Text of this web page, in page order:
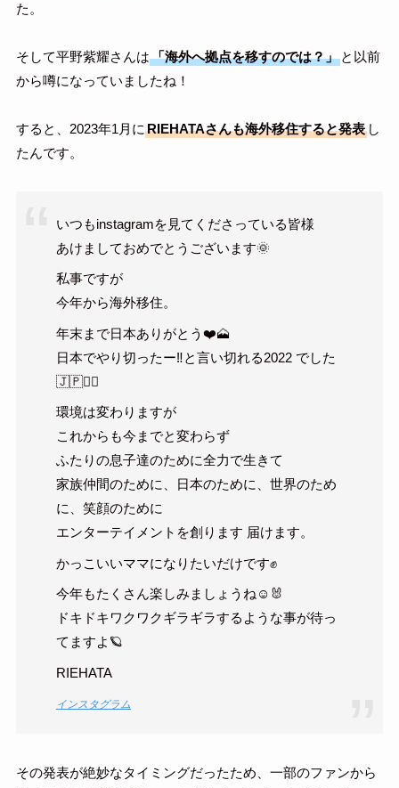
た。
そして平野紫耀さんは「海外へ拠点を移すのでは？」と以前
から噂になっていましたね！
すると、2023年1月に RIEHATAさんも海外移住すると発表し
たんです。
いつもinstagramを見てくださっている皆様
あけましておめでとうございます🌞
私事ですが
今年から海外移住。
年末まで日本ありがとう❤️🗻
日本でやり切ったー‼︎と言い切れる2022 でした
🇯🇵❤️‍🔥
環境は変わりますが
これからも今までと変わらず
ふたりの息子達のために全力で生きて
家族仲間のために、日本のために、世界のため
に、笑顔のために
エンターテイメントを創ります 届けます。
かっこいいママになりたいだけです✊
今年もたくさん楽しみましょうね☺️🐰
ドキドキワクワクギラギラするような事が待っ
てますよ🪐
RIEHATA
インスタグラム
その発表が絶妙なタイミングだったため、一部のファンから